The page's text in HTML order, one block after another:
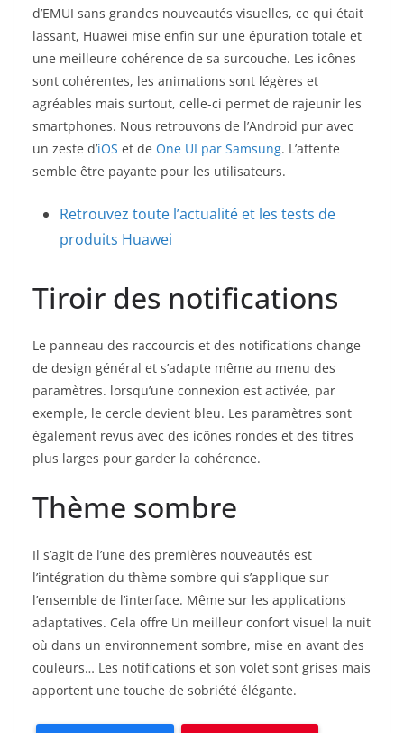
d’EMUI sans grandes nouveautés visuelles, ce qui était
lassant, Huawei mise enfin sur une épuration totale et
une meilleure cohérence de sa surcouche. Les icônes
sont cohérentes, les animations sont légères et
agréables mais surtout, celle-ci permet de rajeunir les
smartphones. Nous retrouvons de l’Android pur avec
un zeste d’iOS et de One UI par Samsung. L’attente
semble être payante pour les utilisateurs.
Retrouvez toute l’actualité et les tests de
produits Huawei
Tiroir des notifications
Le panneau des raccourcis et des notifications change
de design général et s’adapte même au menu des
paramètres. lorsqu’une connexion est activée, par
exemple, le cercle devient bleu. Les paramètres sont
également revus avec des icônes rondes et des titres
plus larges pour garder la cohérence.
Thème sombre
Il s’agit de l’une des premières nouveautés est
l’intégration du thème sombre qui s’applique sur
l’ensemble de l’interface. Même sur les applications
adaptatives. Cela offre Un meilleur confort visuel la nuit
où dans un environnement sombre, mise en avant des
couleurs… Les notifications et son volet sont grises mais
apportent une touche de sobriété élégante.